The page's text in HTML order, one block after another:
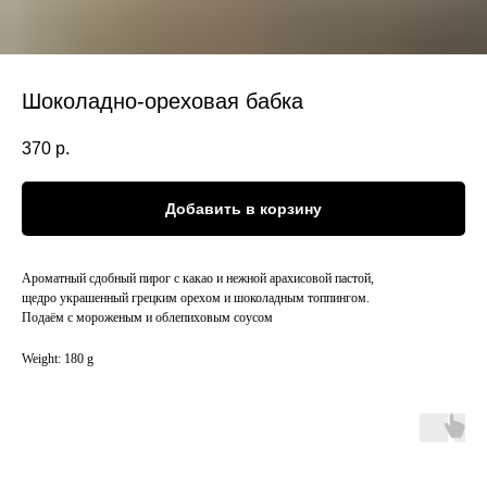
Шоколадно-ореховая бабка
370 р.
Добавить в корзину
Ароматный сдобный пирог с какао и нежной арахисовой пастой,
щедро украшенный грецким орехом и шоколадным топпингом.
Подаём с мороженым и облепиховым соусом
Weight: 180 g